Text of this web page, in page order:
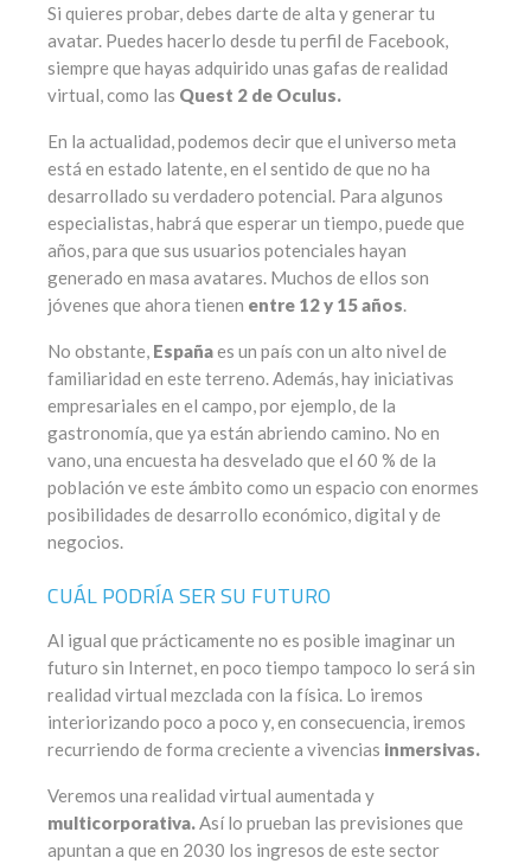
Si quieres probar, debes darte de alta y generar tu
avatar. Puedes hacerlo desde tu perfil de Facebook,
siempre que hayas adquirido unas gafas de realidad
virtual, como las Quest 2 de Oculus.
En la actualidad, podemos decir que el universo meta
está en estado latente, en el sentido de que no ha
desarrollado su verdadero potencial. Para algunos
especialistas, habrá que esperar un tiempo, puede que
años, para que sus usuarios potenciales hayan
generado en masa avatares. Muchos de ellos son
jóvenes que ahora tienen entre 12 y 15 años
No obstante, Españaes un país con un alto nivel de
familiaridad en este terreno. Además, hay iniciativas
empresariales en el campo, por ejemplo, de la
gastronomía, que ya están abriendo camino. No en
vano, una encuesta ha desvelado que el 60 % de la
población ve este ámbito como un espacio con enormes
posibilidades de desarrollo económico, digital y de
negocios.
CUÁL PODRÍA SER SU FUTURO
Al igual que prácticamente no es posible imaginar un
futuro sin Internet, en poco tiempo tampoco lo será sin
realidad virtual mezclada con la física. Lo iremos
interiorizando poco a poco y, en consecuencia, iremos
recurriendo de forma creciente a vivencias inmersivas.
Veremos una realidad virtual aumentada y
multicorporativa. Así lo prueban las previsiones que
apuntan a que en 2030 los ingresos de este sector